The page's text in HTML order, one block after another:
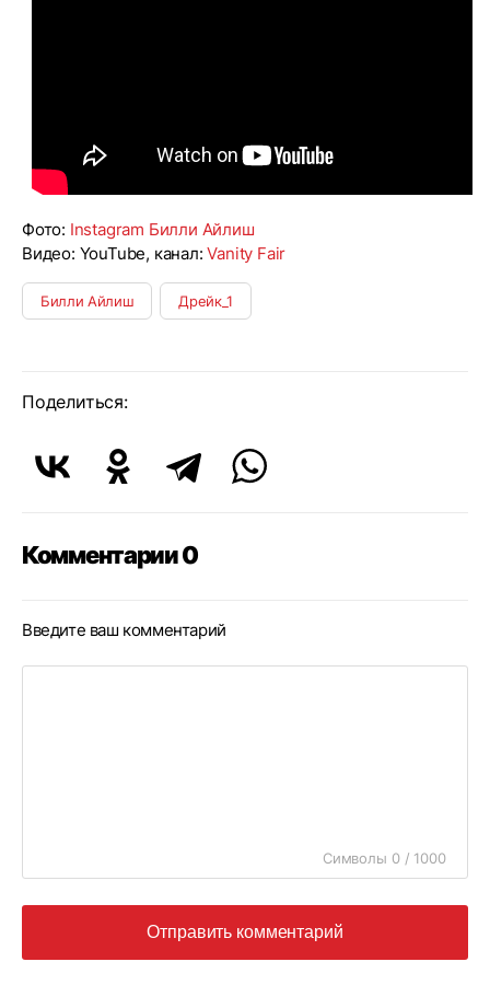
Фото: Instagram Билли Айлиш
Видео: YouTube, канал:Vanity Fair
Билли Айлиш Дрейк_1
Поделиться:
Комментарии 0
Введите ваш комментарий
Символы 0 / 1000
Отправить комментарий